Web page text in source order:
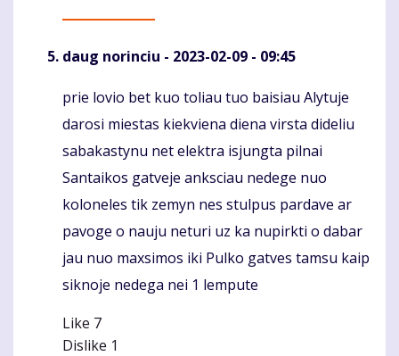
daug norinciu - 2023-02-09 - 09:45
Komentaras
prie lovio bet kuo toliau tuo baisiau Alytuje
darosi miestas kiekviena diena virsta dideliu
sabakastynu net elektra isjungta pilnai
Santaikos gatveje anksciau nedege nuo
koloneles tik zemyn nes stulpus pardave ar
pavoge o nauju neturi uz ka nupirkti o dabar
jau nuo maxsimos iki Pulko gatves tamsu kaip
siknoje nedega nei 1 lempute
Like 7
Dislike 1